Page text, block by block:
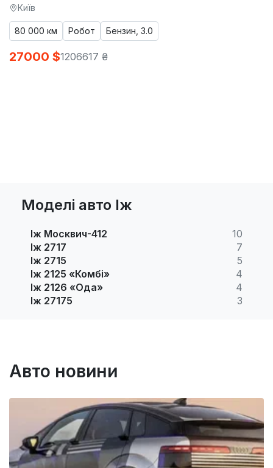
Київ
80 000 км Робот Бензин, 3.0
27000 $1206617 ₴
Моделі авто Іж
Іж Москвич-412
10
Іж 2717
7
Іж 2715
5
Іж 2125 «Комбі»
4
Іж 2126 «Ода»
4
Іж 27175
3
Авто новини